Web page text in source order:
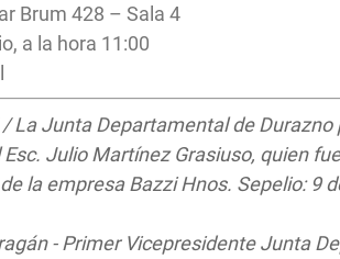
Brum 428 – Sala 4
a la hora 11:00
/ La Junta Departamental de
Julio Martínez Grasiuso, quien
la empresa Bazzi Hnos. Sepelio: 9
- Primer Vicepresidente Junta